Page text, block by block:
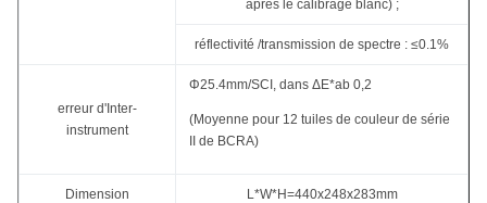
après le calibrage blanc) ;
réflectivité /transmission de spectre : ≤0.1%
erreur d'Inter-
instrument
Φ25.4mm/SCI, dans ΔE*ab 0,2
(Moyenne pour 12 tuiles de couleur de série
II de BCRA)
Dimension L*W*H=440x248x283mm